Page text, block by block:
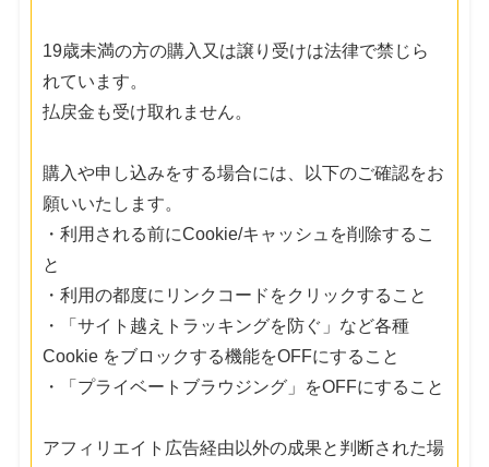
19歳未満の方の購入又は譲り受けは法律で禁じら
れています。
払戻金も受け取れません。
購入や申し込みをする場合には、以下のご確認をお
願いいたします。
・利用される前にCookie/キャッシュを削除するこ
と
・利用の都度にリンクコードをクリックすること
・「サイト越えトラッキングを防ぐ」など各種
Cookie をブロックする機能をOFFにすること
・「プライベートブラウジング」をOFFにすること
アフィリエイト広告経由以外の成果と判断された場